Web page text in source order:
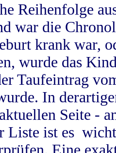
Reihenfolge
war die
krank war,
wurde das
Taufeintrag
In
Seite -
Liste ist es